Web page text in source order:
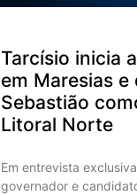
Tarcísio inicia
em Maresias e
Sebastião
Litoral Norte
Em entrevista
governador e